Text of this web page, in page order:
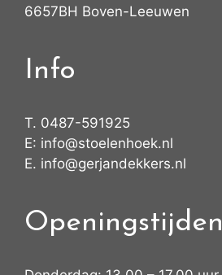
6657BH Boven-Leeuwen
Info
T. 0487-591925
E: info@stoelenhoek.nl
E. info@gerjandekkers.nl
Openingstijden